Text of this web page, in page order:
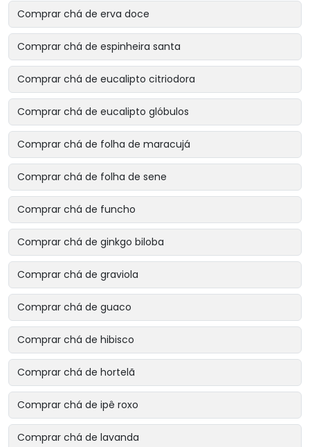
Comprar chá de erva doce
Comprar chá de espinheira santa
Comprar chá de eucalipto citriodora
Comprar chá de eucalipto glóbulos
Comprar chá de folha de maracujá
Comprar chá de folha de sene
Comprar chá de funcho
Comprar chá de ginkgo biloba
Comprar chá de graviola
Comprar chá de guaco
Comprar chá de hibisco
Comprar chá de hortelã
Comprar chá de ipê roxo
Comprar chá de lavanda